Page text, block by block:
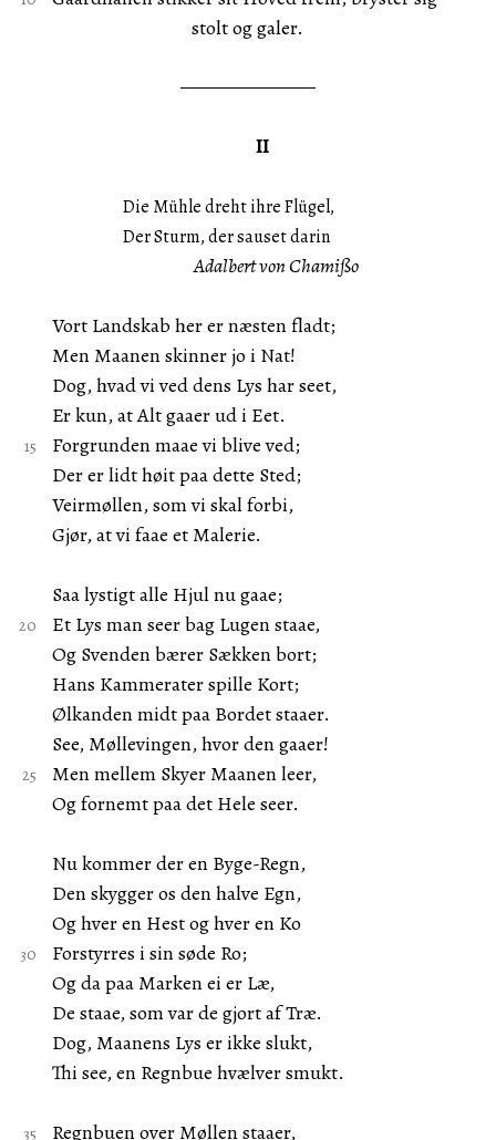
stolt og galer.
II
Die Mühle dreht ihre Flügel,
Der Sturm, der sauset darin
Adalbert von Chamißo
Vort Landskab her er næsten fladt;
Men Maanen skinner jo i Nat!
Dog, hvad vi ved dens Lys har seet,
Er kun, at Alt gaaer ud i Eet.
Forgrunden maae vi blive ved;
Der er lidt høit paa dette Sted;
Veirmøllen, som vi skal forbi,
Gjør, at vi faae et Malerie.
Saa lystigt alle Hjul nu gaae;
Et Lys man seer bag Lugen staae,
Og Svenden bærer Sækken bort;
Hans Kammerater spille Kort;
Ølkanden midt paa Bordet staaer.
See, Møllevingen, hvor den gaaer!
Men mellem Skyer Maanen leer,
Og fornemt paa det Hele seer.
Nu kommer der en Byge-Regn,
Den skygger os den halve Egn,
Og hver en Hest og hver en Ko
Forstyrres i sin søde Ro;
Og da paa Marken ei er Læ,
De staae, som var de gjort af Træ.
Dog, Maanens Lys er ikke slukt,
Thi see, en Regnbue hvælver smukt.
Regnbuen over Møllen staaer,